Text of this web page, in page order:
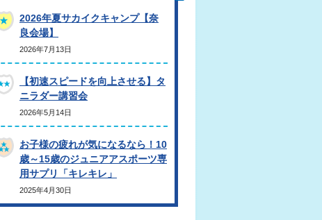
2026年夏サカイクキャンプ【奈
良会場】
2026年7月13日
【初速スピードを向上させる】タ
ニラダー講習会
2026年5月14日
お子様の疲れが気になるなら！10
歳～15歳のジュニアアスポーツ専
用サプリ「キレキレ」
2025年4月30日